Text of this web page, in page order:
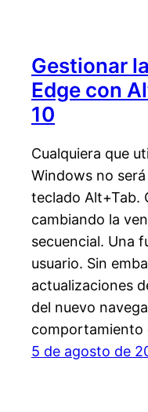
Gestionar
Edge con
10
Cualquiera que
Windows no
teclado Alt+Tab.
cambiando la
secuencial. Una
usuario. Sin
actualizaciones
del nuevo
comportamiento
5 de agosto de